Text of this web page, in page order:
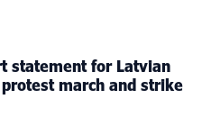
statement for Latvian
march and strike